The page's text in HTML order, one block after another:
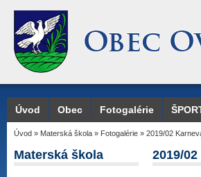
Úvod Obec Fotogalérie
Úvod » Materská škola » Fotogalérie » 2019/02
Materská škola 2019/02